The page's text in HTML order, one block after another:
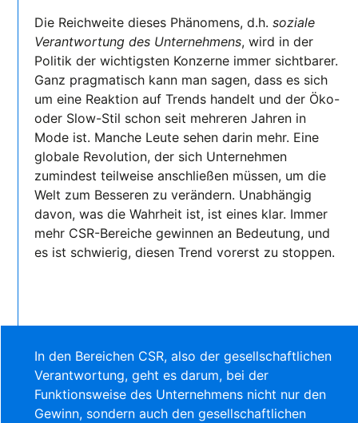
Die Reichweite dieses Phänomens, d.h.soziale
Verantwortung des Unternehmens, wird in der
Politik der wichtigsten Konzerne immer sichtbarer.
Ganz pragmatisch kann man sagen, dass es sich
um eine Reaktion auf Trends handelt und der Öko-
oder Slow-Stil schon seit mehreren Jahren in
Mode ist. Manche Leute sehen darin mehr. Eine
globale Revolution, der sich Unternehmen
zumindest teilweise anschließen müssen, um die
Welt zum Besseren zu verändern. Unabhängig
davon, was die Wahrheit ist, ist eines klar. Immer
mehr CSR-Bereiche gewinnen an Bedeutung, und
es ist schwierig, diesen Trend vorerst zu stoppen.
In den Bereichen CSR, also der gesellschaftlichen
Verantwortung, geht es darum, bei der
Funktionsweise des Unternehmens nicht nur den
Gewinn, sondern auch den gesellschaftlichen